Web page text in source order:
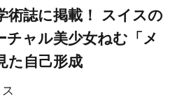
術誌に掲載！ スイスの
チャル美少女ねむ「メ
た自己形成